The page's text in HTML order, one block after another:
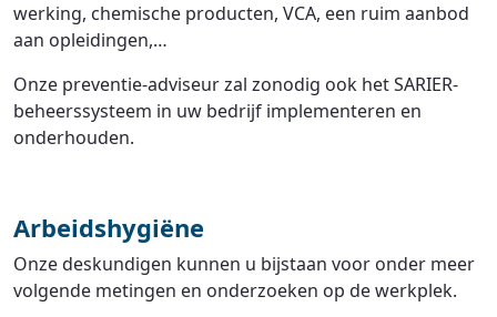
werking, chemische producten, VCA, een ruim aanbod
aan opleidingen,…
Onze preventie-adviseur zal zonodig ook het SARIER-
beheerssysteem in uw bedrijf implementeren en
onderhouden.
Arbeidshygiëne
Onze deskundigen kunnen u bijstaan voor onder meer
volgende metingen en onderzoeken op de werkplek.